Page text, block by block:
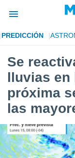
de
por
la
que se
calidad.
a este
las
PREDICCIÓN
Se
lluvias en
próxima
las